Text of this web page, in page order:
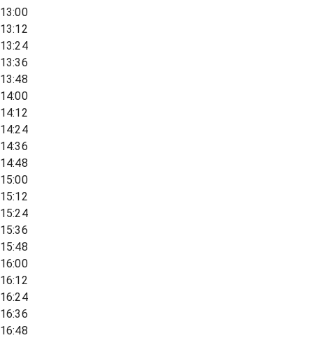
13:00
13:12
13:24
13:36
13:48
14:00
14:12
14:24
14:36
14:48
15:00
15:12
15:24
15:36
15:48
16:00
16:12
16:24
16:36
16:48